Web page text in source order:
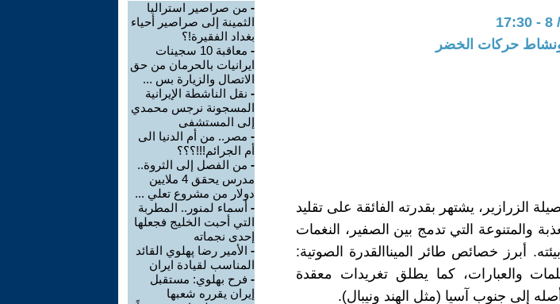
ونشاط حركات الخضر
الزرازير، يشتهر بقدرته الفائقة على تقليد
والمتنوعة التي تدمج بين الصفير، النغمات
أبرز خصائص طائر الميناالقدرة الصوتية:
والعبارات، كما يطلق تغريدات معقدة
إلى جنوب آسيا (مثل الهند ونيبال).
- من صراصير استراليا
الثمينة إلى صراصير أحياء
بغداد الفقيرة!؟
-
معاقبة 10 سجينات
ايرانيات بالحرمان من حق
الاتصال والزيارة بس ...
- نقل الناشطة الإيرانية
المسجونة نرجس محمدي
إلى المستشفى
- مصر.. من أم الدنيا الى
أم الجرائم!!!؟؟؟
- من الفصل إلى الثروة..
مدرس يحقق 4 ملايين
دولار من مشروع تعلي ...
- أسماء لمنور.. المطربة
التي أحبت الخليج فجعلها
إحدى نجماته
- الأمير رضا پهلوي القائد
المناسب لقيادة ايران
- فرح بهلوي: مستقبل
إيران يقرره شعبها